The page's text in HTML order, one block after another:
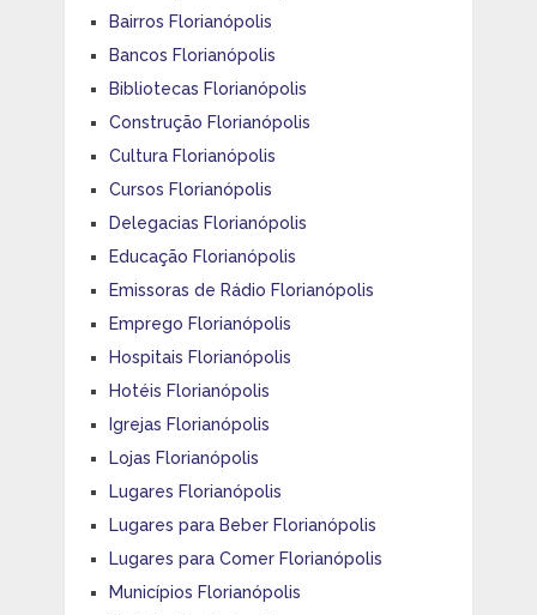
Bairros Florianópolis
Bancos Florianópolis
Bibliotecas Florianópolis
Construção Florianópolis
Cultura Florianópolis
Cursos Florianópolis
Delegacias Florianópolis
Educação Florianópolis
Emissoras de Rádio Florianópolis
Emprego Florianópolis
Hospitais Florianópolis
Hotéis Florianópolis
Igrejas Florianópolis
Lojas Florianópolis
Lugares Florianópolis
Lugares para Beber Florianópolis
Lugares para Comer Florianópolis
Municípios Florianópolis